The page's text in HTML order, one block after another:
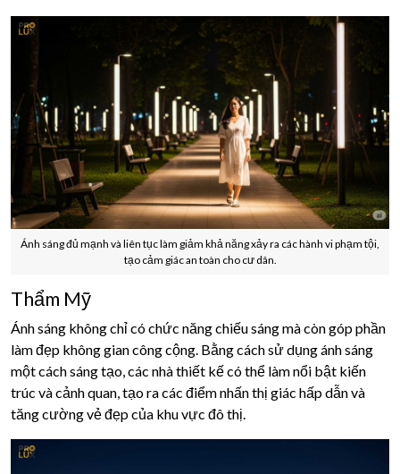
Ánh sáng đủ mạnh và liên tục làm giảm khả năng xảy ra các hành vi phạm tội,
tạo cảm giác an toàn cho cư dân.
Thẩm Mỹ
Ánh sáng không chỉ có chức năng chiếu sáng mà còn góp phần
làm đẹp không gian công cộng. Bằng cách sử dụng ánh sáng
một cách sáng tạo, các nhà thiết kế có thể làm nổi bật kiến
trúc và cảnh quan, tạo ra các điểm nhấn thị giác hấp dẫn và
tăng cường vẻ đẹp của khu vực đô thị.